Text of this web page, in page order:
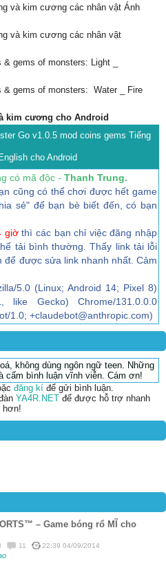
và kim cương các nhân vật Ánh
và kim cương các nhân vật
gems of monsters: Light _
& gems of monsters: Water _ Fire
kim cương cho Android
Go v1.0.5 mod coins gems Tiếng
cho Android
có mã độc - Thanh Trung.
cũng có thể chơi được hết game
sẻ" để bạn bè biết đến, có bạn
giờthì các bạn chỉ việc đăng nhập
tải bình thường. Thấy link tải lỗi
được sửa link nhanh nhất. Cảm
5.0 (Linux; Android 14; Pixel 8)
like Gecko) Chrome/131.0.0.0
1.0; +claudebot@anthropic.com)
không dùng ngôn ngữ teen. Những
cấm bình luận vĩnh viễn. Cám ơn!
đăng kí để gửi bình luận.
YA4R.NETđể được hỗ trợ nhanh
hơn!
– Game bóng rổ MĨ cho
11 22:39 04/09/2014